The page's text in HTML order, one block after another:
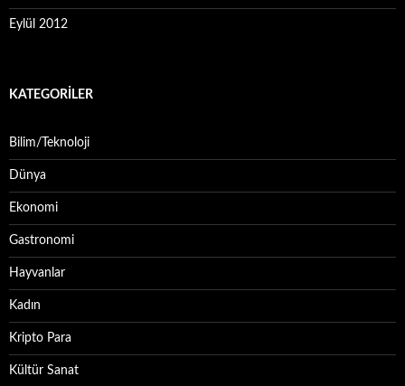
Eylül 2012
KATEGORILER
Bilim/Teknoloji
Dünya
Ekonomi
Gastronomi
Hayvanlar
Kadın
Kripto Para
Kültür Sanat